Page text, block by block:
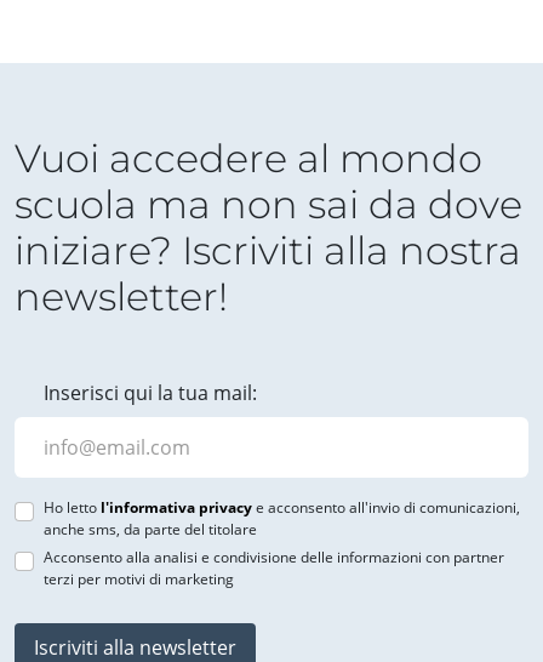
Vuoi accedere al mondo
scuola ma non sai da dove
iniziare? Iscriviti alla nostra
newsletter!
Inserisci qui la tua mail:
Ho letto l'informativa privacye acconsento all'invio di comunicazioni,
anche sms, da parte del titolare
Acconsento alla analisi e condivisione delle informazioni con partner
terzi per motivi di marketing
Iscriviti alla newsletter